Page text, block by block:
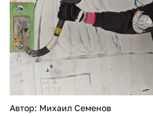
Автор: Михаил Семенов